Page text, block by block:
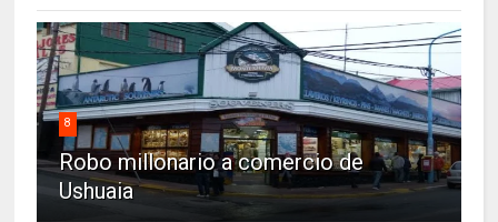
8
Robo millonario a comercio de
Ushuaia